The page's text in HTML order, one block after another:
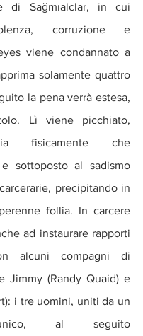
di Sağmıalclar, in cui
corruzione e
viene condannato a
solamente quattro
la pena verrà estesa,
Lì viene picchiato,
fisicamente che
sottoposto al sadismo
precipitando in
follia. In carcere
ad instaurare rapporti
alcuni compagni di
Jimmy (Randy Quaid) e
i tre uomini, uniti da un
al seguito